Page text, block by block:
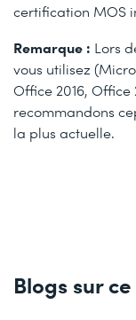
certification MOS
Remarque : Lors
vous utilisez
Office 2016, Office
recommandons
la plus actuelle.
Blogs sur